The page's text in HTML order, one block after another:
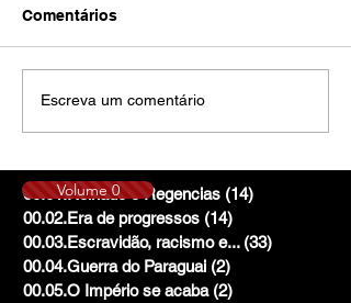
Comentários
Escreva um comentário
00.01.Reinado e Regencias (14)
00.02.Era de progressos (14)
00.03.Escravidão, racismo e... (33)
00.04.Guerra do Paraguai (2)
00.05.O Império se acaba (2)
Volume 0